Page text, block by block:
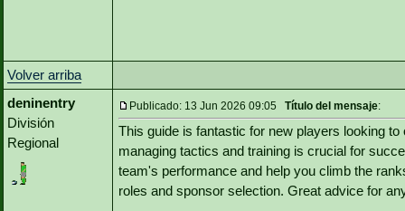
Volver arriba
deninentry
División
Regional
Publicado: 13 Jun 2026 09:05 Título del mensaje:
This guide is fantastic for new players looking
managing tactics and training is crucial for
team's performance and help you climb the
roles and sponsor selection. Great advice for